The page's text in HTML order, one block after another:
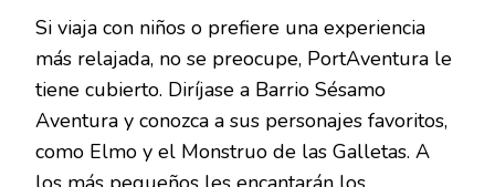
Si viaja con niños o prefiere una experiencia
más relajada, no se preocupe, PortAventura le
tiene cubierto. Diríjase a Barrio Sésamo
Aventura y conozca a sus personajes favoritos,
como Elmo y el Monstruo de las Galletas. A